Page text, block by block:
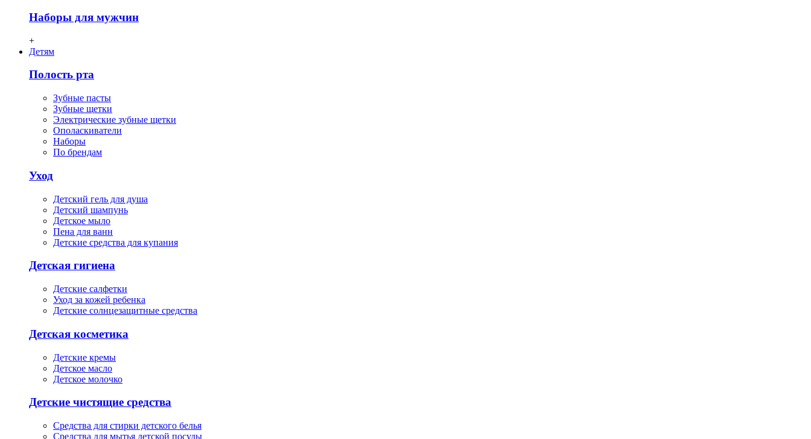
Наборы для мужчин
+
Детям
Полость рта
Зубные пасты
Зубные щетки
Электрические зубные щетки
Ополаскиватели
Наборы
По брендам
Уход
Детский гель для душа
Детский шампунь
Детское мыло
Пена для ванн
Детские средства для купания
Детская гигиена
Детские салфетки
Уход за кожей ребенка
Детские солнцезащитные средства
Детская косметика
Детские кремы
Детское масло
Детское молочко
Детские чистящие средства
Средства для стирки детского белья
Средства для мытья детской посуды